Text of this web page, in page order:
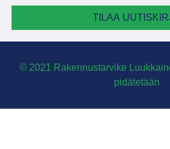
TILAA
© 2021 Rakennustarvike
pidätetään